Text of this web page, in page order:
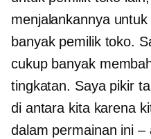
menjalankannya
banyak pemilik toko.
cukup banyak
tingkatan. Saya pikir
di antara kita karena
dalam permainan ini –